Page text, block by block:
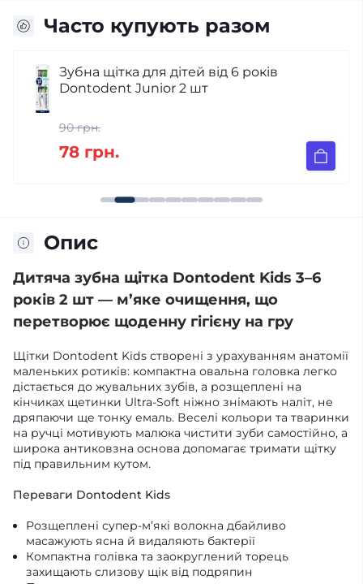
Часто купують разом
Зубна щітка для дітей від 6 років
Dontodent Junior 2 шт
90 грн.
78 грн.
Опис
Дитяча зубна щітка Dontodent Kids 3–6
років 2 шт — м’яке очищення, що
перетворює щоденну гігієну на гру
Щітки Dontodent Kids створені з урахуванням анатомії
маленьких ротиків: компактна овальна головка легко
дістається до жувальних зубів, а розщеплені на
кінчиках щетинки Ultra-Soft ніжно знімають наліт, не
дряпаючи ще тонку емаль. Веселі кольори та тваринки
на ручці мотивують малюка чистити зуби самостійно, а
широка антиковзна основа допомагає тримати щітку
під правильним кутом.
Переваги Dontodent Kids
Розщеплені супер-м’які волокна дбайливо
масажують ясна й видаляють бактерії
Компактна голівка та заокруглений торець
захищають слизову щік від подряпин